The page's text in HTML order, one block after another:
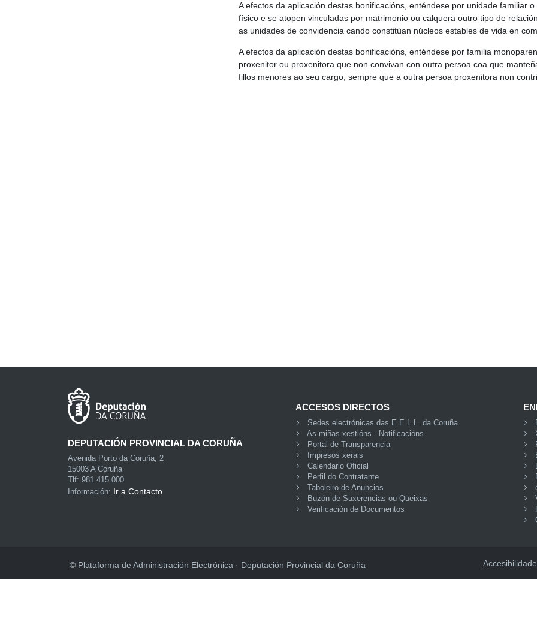
A efectos da aplicación destas bonificacións, enténdese por unidade familiar
físico e se atopen vinculadas por matrimonio ou calquera outro tipo de
as unidades de convidencia cando constitúan núcleos estables de vida en
A efectos da aplicación destas bonificacións, enténdese por familia
proxenitor ou proxenitora que non convivan con outra persoa coa que
fillos menores ao seu cargo, sempre que a outra persoa proxenitora non
DEPUTACIÓN PROVINCIAL DA CORUÑA
Avenida Porto da Coruña, 2
15003 A Coruña
Tlf: 981 415 000
Información: Ir a Contacto
ACCESOS DIRECTOS
Sedes electrónicas das E.E.L.L. da Coruña
As miñas xestións - Notificacións
Portal de Transparencia
Impresos xerais
Calendario Oficial
Perfil do Contratante
Taboleiro de Anuncios
Buzón de Suxerencias ou Queixas
Verificación de Documentos
© Plataforma de Administración Electrónica · Deputación Provincial da Coruña Accesibilidade